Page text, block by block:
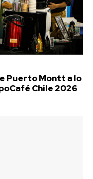
Puerto Montt a lo
Chile 2026